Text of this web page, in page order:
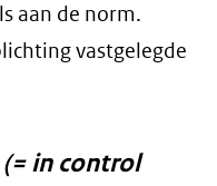
aan de norm.
vastgelegde
(= in control